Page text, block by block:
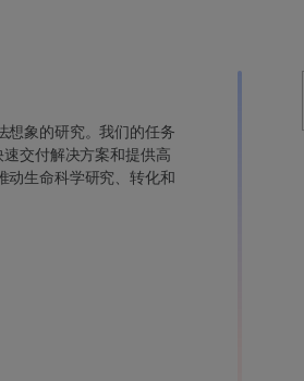
想象的研究。我们的任务
交付解决方案和提供高
动生命科学研究、转化和